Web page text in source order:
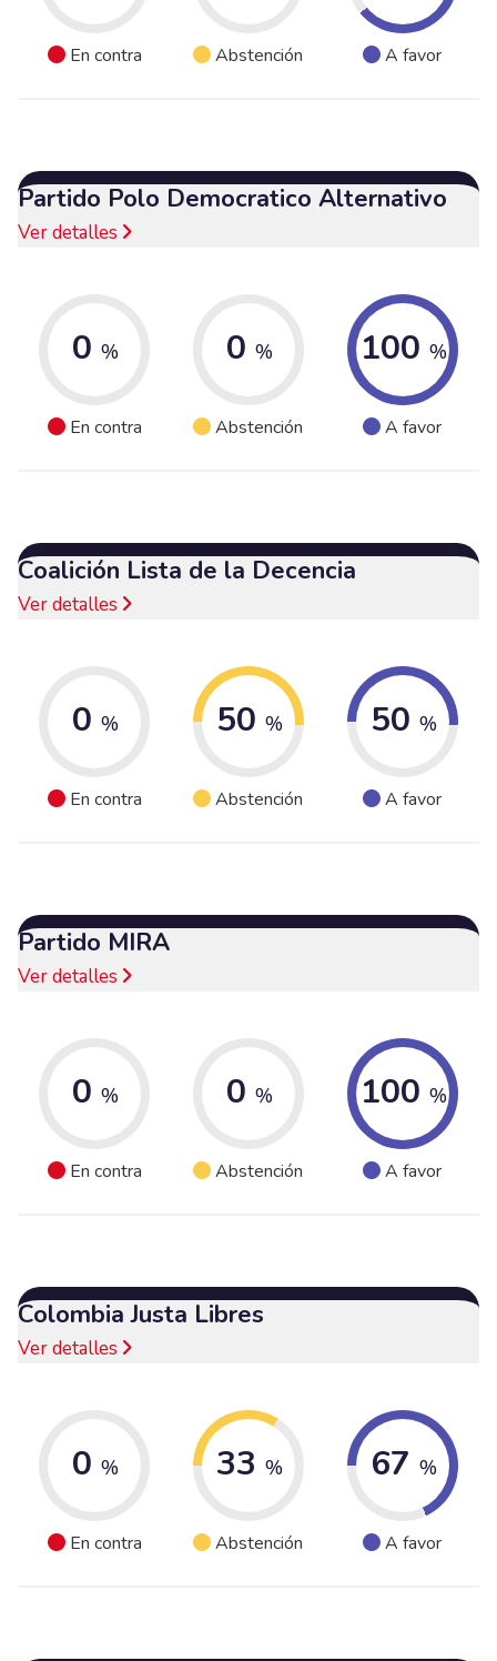
En contra Abstención A favor
Partido Polo Democratico Alternativo
Ver detalles
0 %
En contra
0 %
Abstención
100 %
A favor
Coalición Lista de la Decencia
Ver detalles
0 %
En contra
50 %
Abstención
50 %
A favor
Partido MIRA
Ver detalles
0 %
En contra
0 %
Abstención
100 %
A favor
Colombia Justa Libres
Ver detalles
0 %
En contra
33 %
Abstención
67 %
A favor